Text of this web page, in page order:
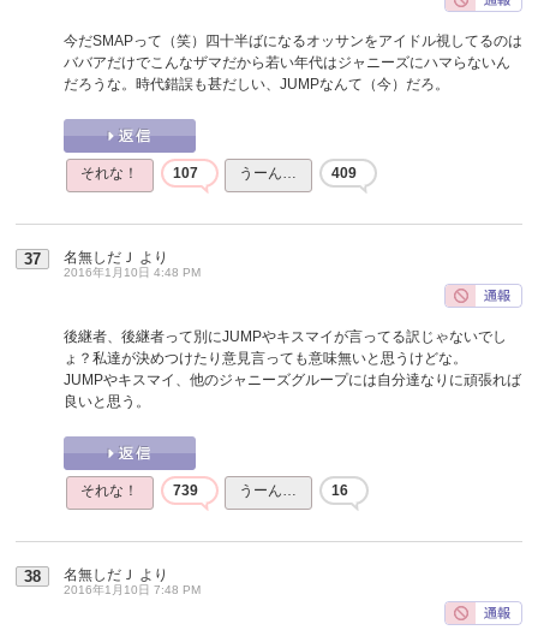
今だSMAPって（笑）四十半ばになるオッサンをアイドル視してるのは
ババアだけでこんなザマだから若い年代はジャニーズにハマらないん
だろうな。時代錯誤も甚だしい、JUMPなんて（今）だろ。
それな！ 107 うーん… 409
37 名無しだＪ より
2016年1月10日 4:48 PM
後継者、後継者って別にJUMPやキスマイが言ってる訳じゃないでし
ょ？私達が決めつけたり意見言っても意味無いと思うけどな。
JUMPやキスマイ、他のジャニーズグループには自分達なりに頑張れば
良いと思う。
それな！ 739 うーん… 16
38 名無しだＪ より
2016年1月10日 7:48 PM